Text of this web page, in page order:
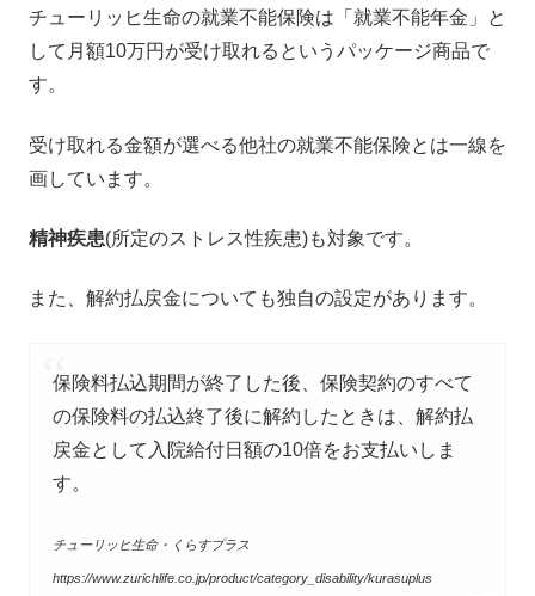
チューリッヒ生命の就業不能保険は「就業不能年金」と
して月額10万円が受け取れるというパッケージ商品で
す。
受け取れる金額が選べる他社の就業不能保険とは一線を
画しています。
精神疾患(所定のストレス性疾患)も対象です。
また、解約払戻金についても独自の設定があります。
保険料払込期間が終了した後、保険契約のすべて
の保険料の払込終了後に解約したときは、解約払
戻金として入院給付日額の10倍をお支払いしま
す。
チューリッヒ生命・くらすプラス
https://www.zurichlife.co.jp/product/category_disability/kurasuplus